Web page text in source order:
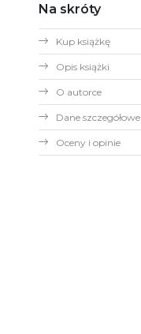
Na skróty
Kup książkę
Opis książki
O autorce
Dane szczegółowe
Oceny i opinie